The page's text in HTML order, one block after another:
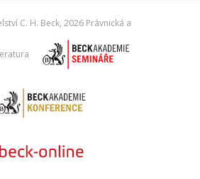
C. H. Beck, 2026 Právnická a